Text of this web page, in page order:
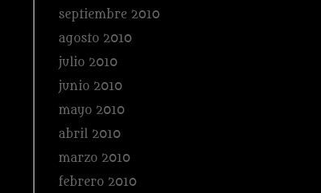
septiembre 2010
agosto 2010
julio 2010
junio 2010
mayo 2010
abril 2010
marzo 2010
febrero 2010